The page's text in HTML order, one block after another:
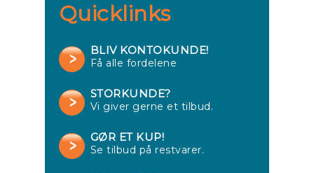
Quicklinks
BLIV KONTOKUNDE!
Få alle fordelene
STORKUNDE?
Vi giver gerne et tilbud.
GØR ET KUP!
Se tilbud på restvarer.